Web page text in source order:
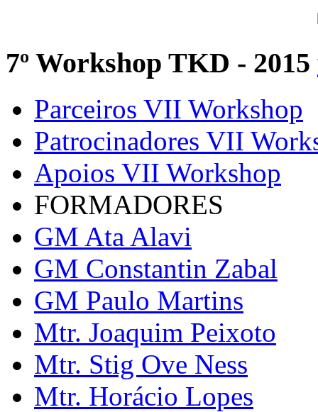
7º Workshop TKD - 2015
Parceiros VII Workshop
Patrocinadores VII
Apoios VII Workshop
FORMADORES
GM Ata Alavi
GM Constantin Zabal
GM Paulo Martins
Mtr. Joaquim Peixoto
Mtr. Stig Ove Ness
Mtr. Horácio Lopes